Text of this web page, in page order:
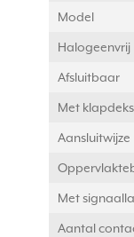
Model
Halogeenvrij
Afsluitbaar
Met
Aansluitwijze
Met
Aantal